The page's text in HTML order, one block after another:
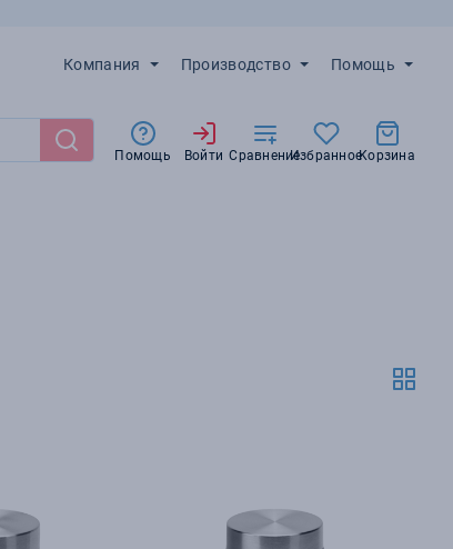
Компания Производство Помощь
Помощь Войти СравнениеИзбранноеКорзина